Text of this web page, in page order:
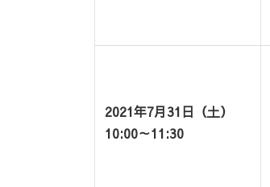
2021年7月31日（土）
10:00～11:30